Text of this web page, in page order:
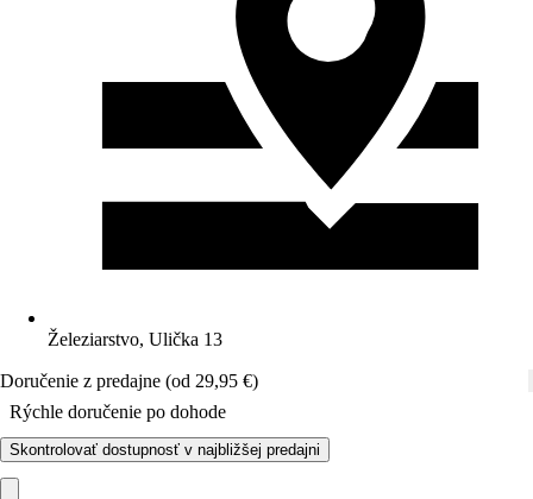
Železiarstvo, Ulička 13
Doručenie z predajne (od 29,95 €)
Rýchle doručenie po dohode
Skontrolovať dostupnosť v najbližšej predajni